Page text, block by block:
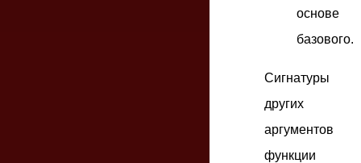
основе
базового.
Сигнатуры
других
аргументов
функции